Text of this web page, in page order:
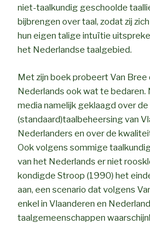
niet-taalkundig geschoolde
bijbrengen over taal, zodat zij
hun eigen talige intuïtie
het Nederlandse taalgebied.
Met zijn boek probeert Van
Nederlands ook wat te bedaren.
media namelijk geklaagd over
(standaard)taalbeheersing van
Nederlanders en over de
Ook volgens sommige
van het Nederlands er niet
kondigde Stroop (1990) het
aan, een scenario dat volgens
enkel in Vlaanderen en
taalgemeenschappen